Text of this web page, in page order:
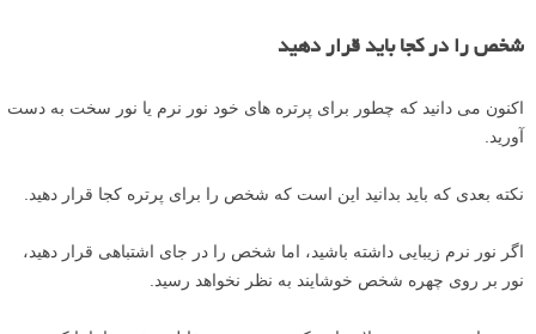
شخص را در کجا باید قرار دهید
اکنون می دانید که چطور برای پرتره های خود نور نرم یا نور سخت به دست
آورید.
نکته بعدی که باید بدانید این است که شخص را برای پرتره کجا قرار دهید.
اگر نور نرم زیبایی داشته باشید، اما شخص را در جای اشتباهی قرار دهید،
نور بر روی چهره شخص خوشایند به نظر نخواهد رسید.